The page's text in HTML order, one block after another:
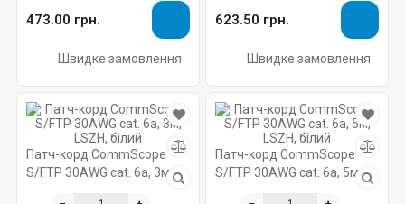
473.00 грн.
Швидке замовлення
623.50 грн.
Швидке замовлення
Патч-корд CommScope
S/FTP 30AWG cat. 6a, 3м,
Патч-корд CommScope
S/FTP 30AWG cat. 6a, 5м,